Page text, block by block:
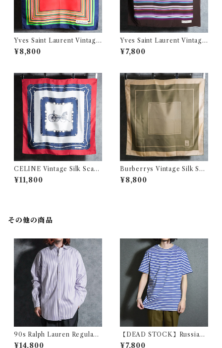
Yves Saint Laurent Vintage
Silk Scarf イヴ・サンローラ
ン シルク スカーフ
¥8,800
Yves Saint Laurent Vintage
Silk Scarf イヴ・サンローラ
ン シルク スカーフ
¥7,800
CELINE Vintage Silk Scarf
Red セリーヌ 大判 シルク ス
カーフ
¥11,800
Burberrys Vintage Silk Sca
rf バーバリー シルクスカーフ
ベージュ
¥8,800
その他の商品
90s Ralph Lauren Regular
Collar Purple Regular Shirt
¥14,800
【DEAD STOCK】Russian
Army Border Short Sleeve
¥7,800